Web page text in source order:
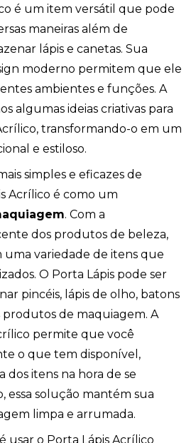
é um item versátil que pode
maneiras além de
lápis e canetas. Sua
moderno permitem que ele
ambientes e funções. A
algumas ideias criativas para
transformando-o em um
e estiloso.
simples e eficazes de
Acrílico é como um
. Com a
dos produtos de beleza,
uma variedade de itens que
O Porta Lápis pode ser
pincéis, lápis de olho, batons
de maquiagem. A
permite que você
o que tem disponível,
dos itens na hora de se
essa solução mantém sua
limpa e arrumada.
usar o Porta Lápis Acrílico